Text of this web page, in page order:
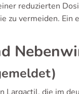
reduzierten
zu vermeiden.